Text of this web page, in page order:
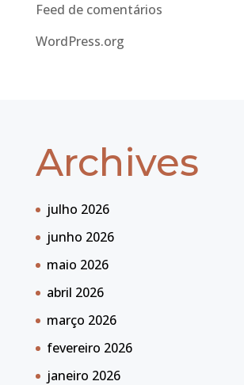
Feed de comentários
WordPress.org
Archives
julho 2026
junho 2026
maio 2026
abril 2026
março 2026
fevereiro 2026
janeiro 2026